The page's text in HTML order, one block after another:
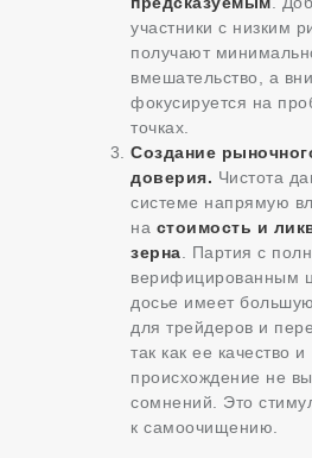
участники с низким
получают
вмешательство, а
фокусируется на
точках.
Создание
доверия. Чистота
системе напрямую
на стоимость и
зерна . Партия с
верифицированным
досье имеет
для трейдеров и
так как ее качество и
происхождение не
сомнений. Это
к самоочищению.